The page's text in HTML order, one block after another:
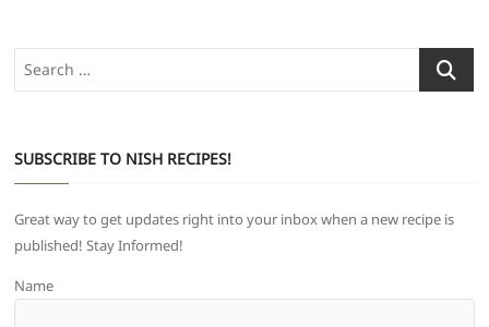
Search
…
SUBSCRIBE TO NISH RECIPES!
Great way to get updates right into your inbox when a new recipe is
published! Stay Informed!
Name